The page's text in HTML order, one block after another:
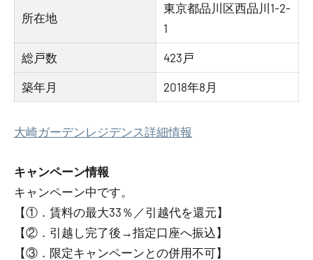
所在地
東京都品川区西品川1-2-
1
総戸数 423戸
築年月 2018年8月
大崎ガーデンレジデンス詳細情報
キャンペーン情報
キャンペーン中です。
【①．賃料の最大33％／引越代を還元】
【②．引越し完了後→指定口座へ振込】
【③．限定キャンペーンとの併用不可】